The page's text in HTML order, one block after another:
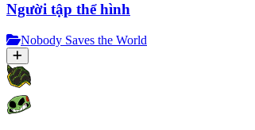
Người tập thể hình
Nobody Saves the World